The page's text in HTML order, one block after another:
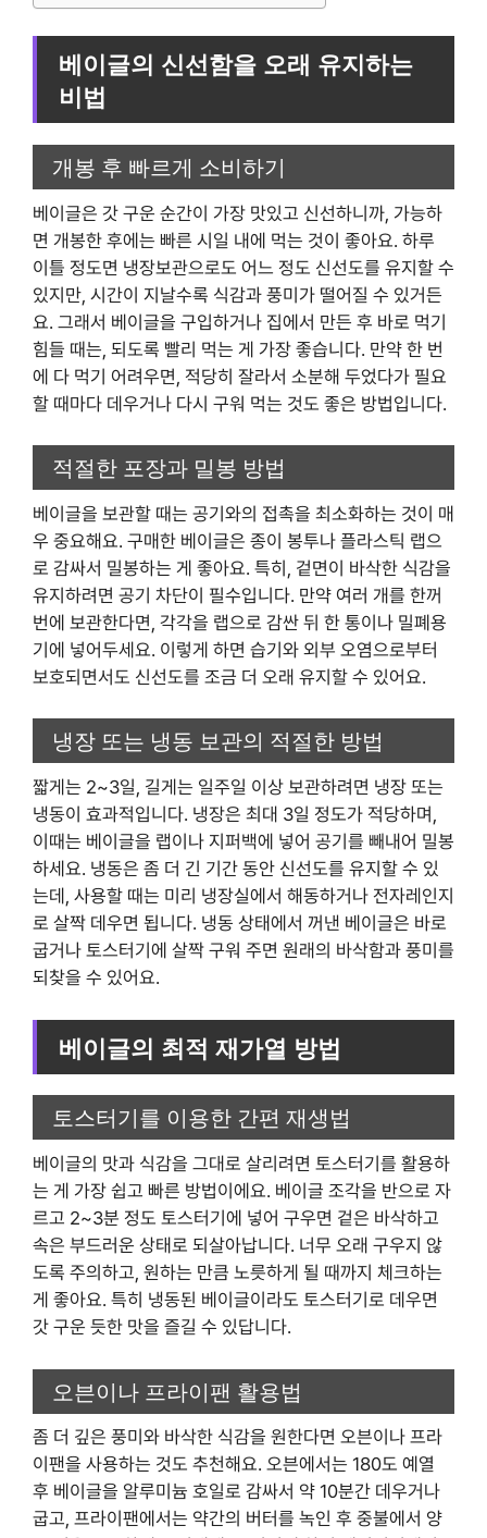
베이글의 신선함을 오래 유지하는
비법
개봉 후 빠르게 소비하기
베이글은 갓 구운 순간이 가장 맛있고 신선하니까, 가능하
면 개봉한 후에는 빠른 시일 내에 먹는 것이 좋아요. 하루
이틀 정도면 냉장보관으로도 어느 정도 신선도를 유지할 수
있지만, 시간이 지날수록 식감과 풍미가 떨어질 수 있거든
요. 그래서 베이글을 구입하거나 집에서 만든 후 바로 먹기
힘들 때는, 되도록 빨리 먹는 게 가장 좋습니다. 만약 한 번
에 다 먹기 어려우면, 적당히 잘라서 소분해 두었다가 필요
할 때마다 데우거나 다시 구워 먹는 것도 좋은 방법입니다.
적절한 포장과 밀봉 방법
베이글을 보관할 때는 공기와의 접촉을 최소화하는 것이 매
우 중요해요. 구매한 베이글은 종이 봉투나 플라스틱 랩으
로 감싸서 밀봉하는 게 좋아요. 특히, 겉면이 바삭한 식감을
유지하려면 공기 차단이 필수입니다. 만약 여러 개를 한꺼
번에 보관한다면, 각각을 랩으로 감싼 뒤 한 통이나 밀폐용
기에 넣어두세요. 이렇게 하면 습기와 외부 오염으로부터
보호되면서도 신선도를 조금 더 오래 유지할 수 있어요.
냉장 또는 냉동 보관의 적절한 방법
짧게는 2~3일, 길게는 일주일 이상 보관하려면 냉장 또는
냉동이 효과적입니다. 냉장은 최대 3일 정도가 적당하며,
이때는 베이글을 랩이나 지퍼백에 넣어 공기를 빼내어 밀봉
하세요. 냉동은 좀 더 긴 기간 동안 신선도를 유지할 수 있
는데, 사용할 때는 미리 냉장실에서 해동하거나 전자레인지
로 살짝 데우면 됩니다. 냉동 상태에서 꺼낸 베이글은 바로
굽거나 토스터기에 살짝 구워 주면 원래의 바삭함과 풍미를
되찾을 수 있어요.
베이글의 최적 재가열 방법
토스터기를 이용한 간편 재생법
베이글의 맛과 식감을 그대로 살리려면 토스터기를 활용하
는 게 가장 쉽고 빠른 방법이에요. 베이글 조각을 반으로 자
르고 2~3분 정도 토스터기에 넣어 구우면 겉은 바삭하고
속은 부드러운 상태로 되살아납니다. 너무 오래 구우지 않
도록 주의하고, 원하는 만큼 노릇하게 될 때까지 체크하는
게 좋아요. 특히 냉동된 베이글이라도 토스터기로 데우면
갓 구운 듯한 맛을 즐길 수 있답니다.
오븐이나 프라이팬 활용법
좀 더 깊은 풍미와 바삭한 식감을 원한다면 오븐이나 프라
이팬을 사용하는 것도 추천해요. 오븐에서는 180도 예열
후 베이글을 알루미늄 호일로 감싸서 약 10분간 데우거나
굽고, 프라이팬에서는 약간의 버터를 녹인 후 중불에서 양